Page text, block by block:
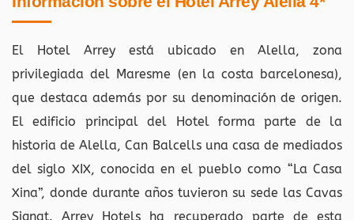
El Hotel Arrey está ubicado en Alella, zona
privilegiada del Maresme (en la costa barcelonesa),
que destaca además por su denominación de origen.
El edificio principal del Hotel forma parte de la
historia de Alella, Can Balcells una casa de mediados
del siglo XIX, conocida en el pueblo como “La Casa
Xina”, donde durante años tuvieron su sede las Cavas
Signat. Arrey Hotels ha recuperado parte de esta